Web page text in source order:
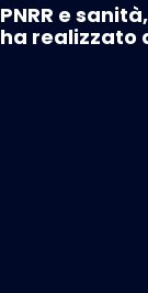
PNRR e
ha realizzato